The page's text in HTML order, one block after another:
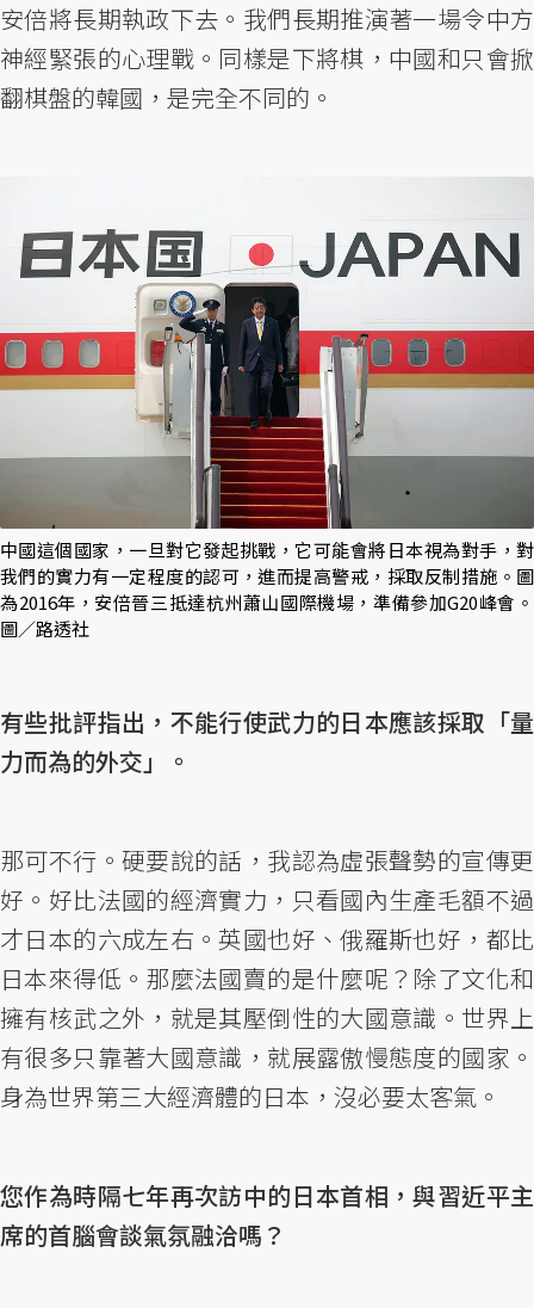
安倍將長期執政下去。我們長期推演著一場令中方
神經緊張的心理戰。同樣是下將棋，中國和只會掀
翻棋盤的韓國，是完全不同的。
中國這個國家，一旦對它發起挑戰，它可能會將日本視為對手，對
我們的實力有一定程度的認可，進而提高警戒，採取反制措施。圖
為2016年，安倍晉三抵達杭州蕭山國際機場，準備參加G20峰會。
圖／路透社
有些批評指出，不能行使武力的日本應該採取「量
力而為的外交」。
那可不行。硬要說的話，我認為虛張聲勢的宣傳更
好。好比法國的經濟實力，只看國內生產毛額不過
才日本的六成左右。英國也好、俄羅斯也好，都比
日本來得低。那麼法國賣的是什麼呢？除了文化和
擁有核武之外，就是其壓倒性的大國意識。世界上
有很多只靠著大國意識，就展露傲慢態度的國家。
身為世界第三大經濟體的日本，沒必要太客氣。
您作為時隔七年再次訪中的日本首相，與習近平主
席的首腦會談氣氛融洽嗎？